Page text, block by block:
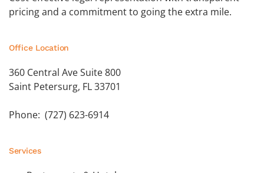
pricing and a commitment to going the extra mile.
Office Location
360 Central Ave Suite 800
Saint Petersurg, FL 33701
Phone: (727) 623-6914
Services